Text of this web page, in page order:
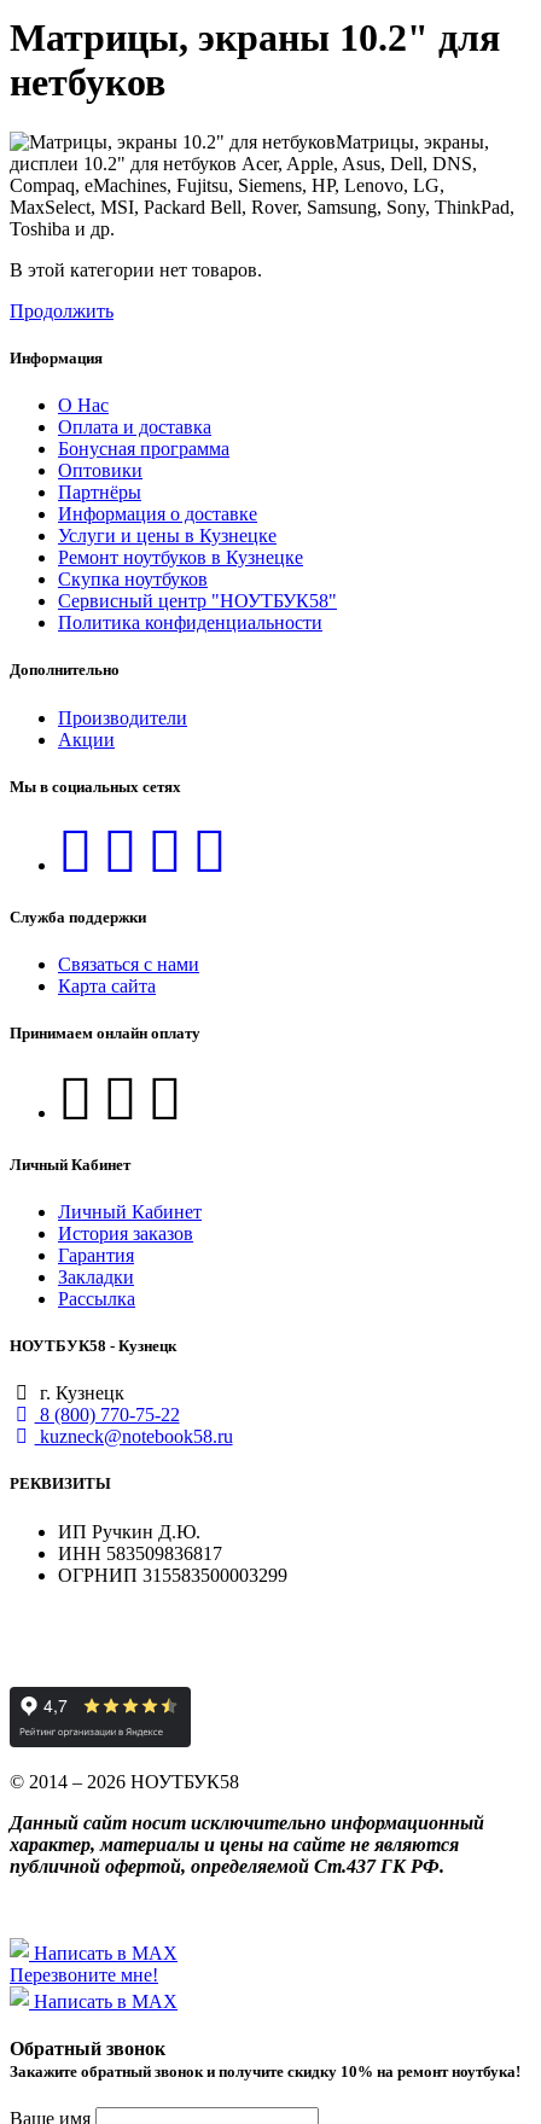
Матрицы, экраны 10.2" для
нетбуков
Матрицы, экраны,
дисплеи 10.2" для нетбуков Acer, Apple, Asus, Dell, DNS,
Compaq, eMachines, Fujitsu, Siemens, HP, Lenovo, LG,
MaxSelect, MSI, Packard Bell, Rover, Samsung, Sony, ThinkPad,
Toshiba и др.
В этой категории нет товаров.
Продолжить
Информация
О Нас
Оплата и доставка
Бонусная программа
Оптовики
Партнёры
Информация о доставке
Услуги и цены в Кузнецке
Ремонт ноутбуков в Кузнецке
Скупка ноутбуков
Сервисный центр "НОУТБУК58"
Политика конфиденциальности
Дополнительно
Производители
Акции
Мы в социальных сетях
Служба поддержки
Связаться с нами
Карта сайта
Принимаем онлайн оплату
Личный Кабинет
Личный Кабинет
История заказов
Гарантия
Закладки
Рассылка
НОУТБУК58 - Кузнецк
г. Кузнецк
8 (800) 770-75-22
kuzneck@notebook58.ru
РЕКВИЗИТЫ
ИП Ручкин Д.Ю.
ИНН 583509836817
ОГРНИП 315583500003299
© 2014 – 2026 НОУТБУК58
Данный сайт носит исключительно информационный
характер, материалы и цены на сайте не являются
публичной офертой, определяемой Ст.437 ГК РФ.
Написать в MAX
Перезвоните мне!
Написать в MAX
Обратный звонок
Закажите обратный звонок и получитe скидку 10% на ремонт ноутбука!
Ваше имя